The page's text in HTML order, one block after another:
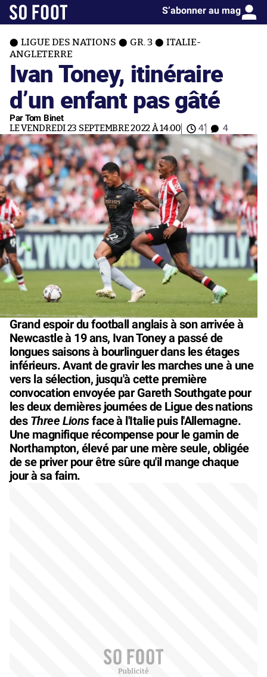
S’abonner au mag
LIGUE DES NATIONS GR. 3
ITALIE-
ANGLETERRE
Ivan Toney, itinéraire
d’un enfant pas gâté
Par Tom Binet
LE VENDREDI 23 SEPTEMBRE 2022 À 14:00 4' 4
Grand espoir du football anglais à son arrivée à
Newcastle à 19 ans, Ivan Toney a passé de
longues saisons à bourlinguer dans les étages
inférieurs. Avant de gravir les marches une à une
vers la sélection, jusqu'à cette première
convocation envoyée par Gareth Southgate pour
les deux dernières journées de Ligue des nations
des Three Lionsface à l'Italie puis l'Allemagne.
Une magnifique récompense pour le gamin de
Northampton, élevé par une mère seule, obligée
de se priver pour être sûre qu'il mange chaque
jour à sa faim.